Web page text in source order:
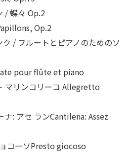
/ 蝶々 Op.2
Op.2
/ フルートとピアノのためのソ
pour flûte et piano
マリンコリーコ Allegretto
ナ: アセ ランCantilena: Assez
コーソPresto giocoso